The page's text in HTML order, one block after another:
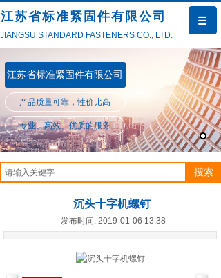
江苏省标准紧固件有限公司
JIANGSU STANDARD FASTENERS CO., LTD.
江苏省标准紧固件有限公司
产品质量可靠，性价比高
专业、高效、优质的服务
搜索
沉头十字机螺钉
发布时间: 2019-01-06 13:38